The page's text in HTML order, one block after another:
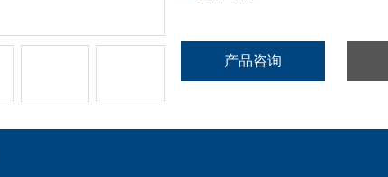
产品咨询